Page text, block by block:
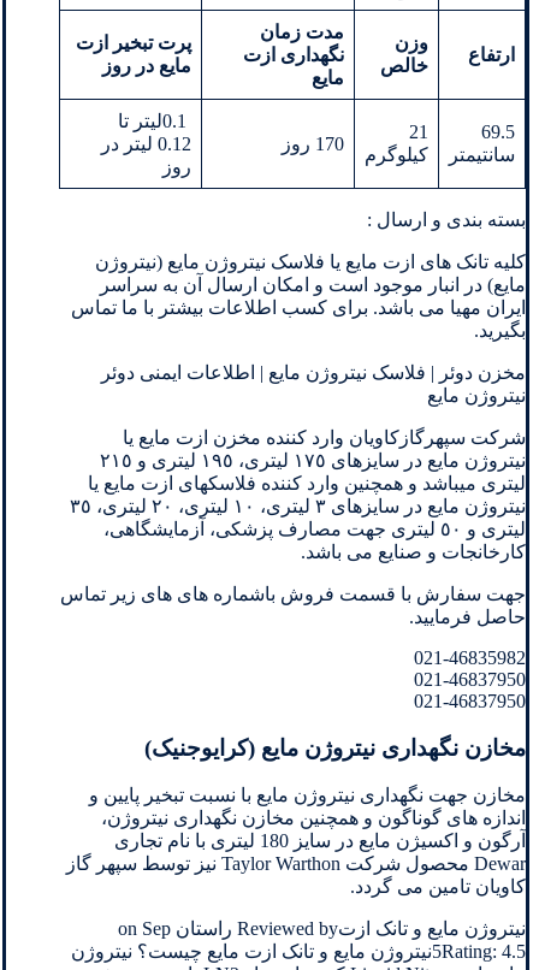
ارتفاع
وزن
خالص
مدت زمان
نگهداری ازت
مایع
پرت تبخیر ازت
مایع در روز
69.5
سانتیمتر
21
کیلوگرم
170 روز
0.1لیتر تا
0.12 لیتر در
روز
بسته بندی و ارسال :
کلیه تانک های ازت مایع یا فلاسک نیتروژن مایع (نیتروژن
مایع) در انبار موجود است و امکان ارسال آن به سراسر
ایران مهیا می باشد. برای کسب اطلاعات بیشتر با ما تماس
بگیرید.
مخزن دوئر | فلاسک نیتروژن مایع | اطلاعات ایمنی دوئر
نیتروژن مایع
شرکت سپهرگازکاویان وارد کننده مخزن ازت مایع یا
نیتروژن مایع در سایزهای ١٧٥ لیتری، ١٩٥ لیتری و ٢١٥
لیتری میباشد و همچنین وارد کننده فلاسکهای ازت مایع یا
نیتروژن مایع در سایزهای ٣ لیتری، ١٠ لیتری، ٢٠ لیتری، ٣٥
لیتری و ٥٠ لیتری جهت مصارف پزشکی، آزمایشگاهی،
کارخانجات و صنایع می باشد.
جهت سفارش با قسمت فروش باشماره های های زیر تماس
حاصل فرمایید.
021-46835982
021-46837950
021-46837950
مخازن نگهداری نیتروژن مایع (کرایوجنیک)
مخازن جهت نگهداری نیتروژن مایع با نسبت تبخیر پایین و
اندازه های گوناگون و همچنین مخازن نگهداری نیتروژن،
آرگون و اکسیژن مایع در سایز 180 لیتری با نام تجاری
Dewar محصول شرکت Taylor Warthon نیز توسط سپهر گاز
کاویان تامین می گردد.
نیتروژن مایع و تانک ازتReviewed by راستان on Sep
5Rating: 4.5نیتروژن مایع و تانک ازت مایع چیست؟ نیتروژن